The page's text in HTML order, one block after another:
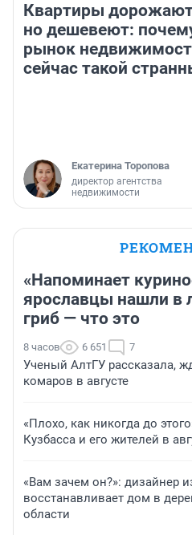
Квартиры
но дешевеют:
рынок
сейчас такой
Екатерина Торопова
директор агентства
недвижимости
«Напоминает
ярославцы нашли в
гриб — что это
8 часов 6 651 7
Ученый АлтГУ рассказала,
комаров в августе
«Плохо, как никогда до
Кузбасса и его жителей в
«Вам зачем он?»: дизайнер
восстанавливает дом в
области